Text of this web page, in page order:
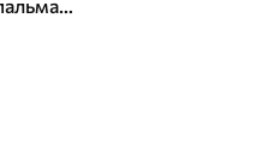
Абстрактний пейзаж, пляж з пальмами, яскравий сонячний день з блакитним небом і декількома хмарами